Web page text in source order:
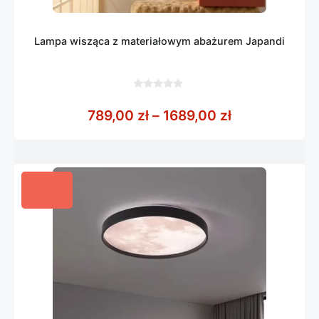
Lampa wisząca z materiałowym abażurem Japandi
5
789,00 zł – 1689,00 złZakres cen: